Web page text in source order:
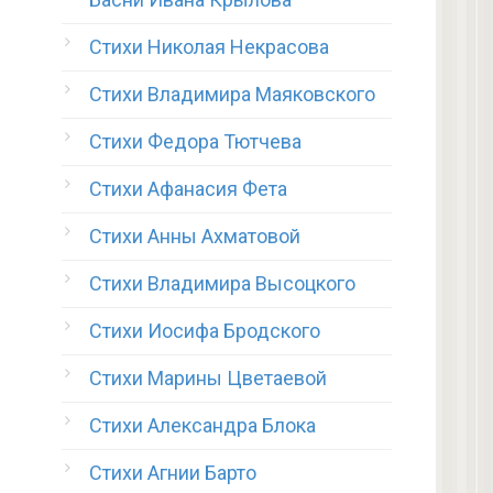
Стихи Николая Некрасова
Стихи Владимира Маяковского
Стихи Федора Тютчева
Стихи Афанасия Фета
Стихи Анны Ахматовой
Стихи Владимира Высоцкого
Стихи Иосифа Бродского
Стихи Марины Цветаевой
Стихи Александра Блока
Стихи Агнии Барто